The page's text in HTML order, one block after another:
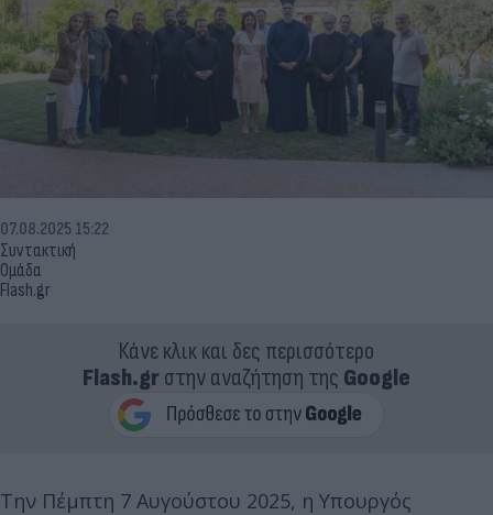
Συντακτική
Ομάδα
Flash.gr
07.08.2025 15:22
Κάνε κλικ και δες περισσότερο
Flash.grστην αναζήτηση της Google
Την Πέμπτη 7 Αυγούστου 2025, η Υπουργός